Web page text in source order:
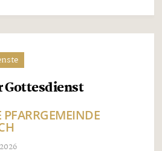
Gottesdienst
PFARRGEMEINDE